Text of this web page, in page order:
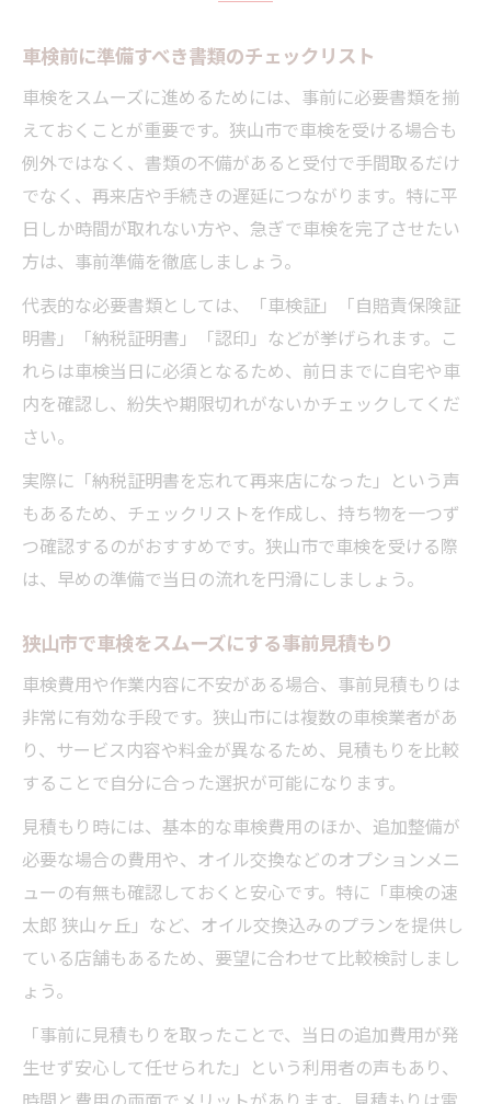
車検前に準備すべき書類のチェックリスト
車検をスムーズに進めるためには、事前に必要書類を揃
えておくことが重要です。狭山市で車検を受ける場合も
例外ではなく、書類の不備があると受付で手間取るだけ
でなく、再来店や手続きの遅延につながります。特に平
日しか時間が取れない方や、急ぎで車検を完了させたい
方は、事前準備を徹底しましょう。
代表的な必要書類としては、「車検証」「自賠責保険証
明書」「納税証明書」「認印」などが挙げられます。こ
れらは車検当日に必須となるため、前日までに自宅や車
内を確認し、紛失や期限切れがないかチェックしてくだ
さい。
実際に「納税証明書を忘れて再来店になった」という声
もあるため、チェックリストを作成し、持ち物を一つず
つ確認するのがおすすめです。狭山市で車検を受ける際
は、早めの準備で当日の流れを円滑にしましょう。
狭山市で車検をスムーズにする事前見積もり
車検費用や作業内容に不安がある場合、事前見積もりは
非常に有効な手段です。狭山市には複数の車検業者があ
り、サービス内容や料金が異なるため、見積もりを比較
することで自分に合った選択が可能になります。
見積もり時には、基本的な車検費用のほか、追加整備が
必要な場合の費用や、オイル交換などのオプションメニ
ューの有無も確認しておくと安心です。特に「車検の速
太郎 狭山ヶ丘」など、オイル交換込みのプランを提供し
ている店舗もあるため、要望に合わせて比較検討しまし
ょう。
「事前に見積もりを取ったことで、当日の追加費用が発
生せず安心して任せられた」という利用者の声もあり、